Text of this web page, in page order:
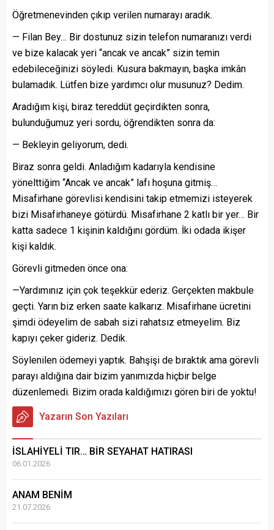
Öğretmenevinden çıkıp verilen numarayı aradık.
— Filan Bey… Bir dostunuz sizin telefon numaranızı verdi
ve bize kalacak yeri “ancak ve ancak” sizin temin
edebileceğinizi söyledi. Kusura bakmayın, başka imkân
bulamadık. Lütfen bize yardımcı olur musunuz? Dedim.
Aradığım kişi, biraz tereddüt geçirdikten sonra,
bulunduğumuz yeri sordu, öğrendikten sonra da:
— Bekleyin geliyorum, dedi.
Biraz sonra geldi. Anladığım kadarıyla kendisine
yönelttiğim “Ancak ve ancak” lafı hoşuna gitmiş…
Misafirhane görevlisi kendisini takip etmemizi isteyerek
bizi Misafirhaneye götürdü. Misafirhane 2 katlı bir yer… Bir
katta sadece 1 kişinin kaldığını gördüm. İki odada ikişer
kişi kaldık.
Görevli gitmeden önce ona:
—Yardımınız için çok teşekkür ederiz. Gerçekten makbule
geçti. Yarın biz erken saate kalkarız. Misafirhane ücretini
şimdi ödeyelim de sabah sizi rahatsız etmeyelim. Biz
kapıyı çeker gideriz. Dedik.
Söylenilen ödemeyi yaptık. Bahşişi de bıraktık ama görevli
parayı aldığına dair bizim yanımızda hiçbir belge
düzenlemedi. Bizim orada kaldığımızı gören biri de yoktu!
Yazarın Son Yazıları
İSLAHİYELİ TIR… BİR SEYAHAT HATIRASI
06.01.2026
ANAM BENİM
21.07.2026